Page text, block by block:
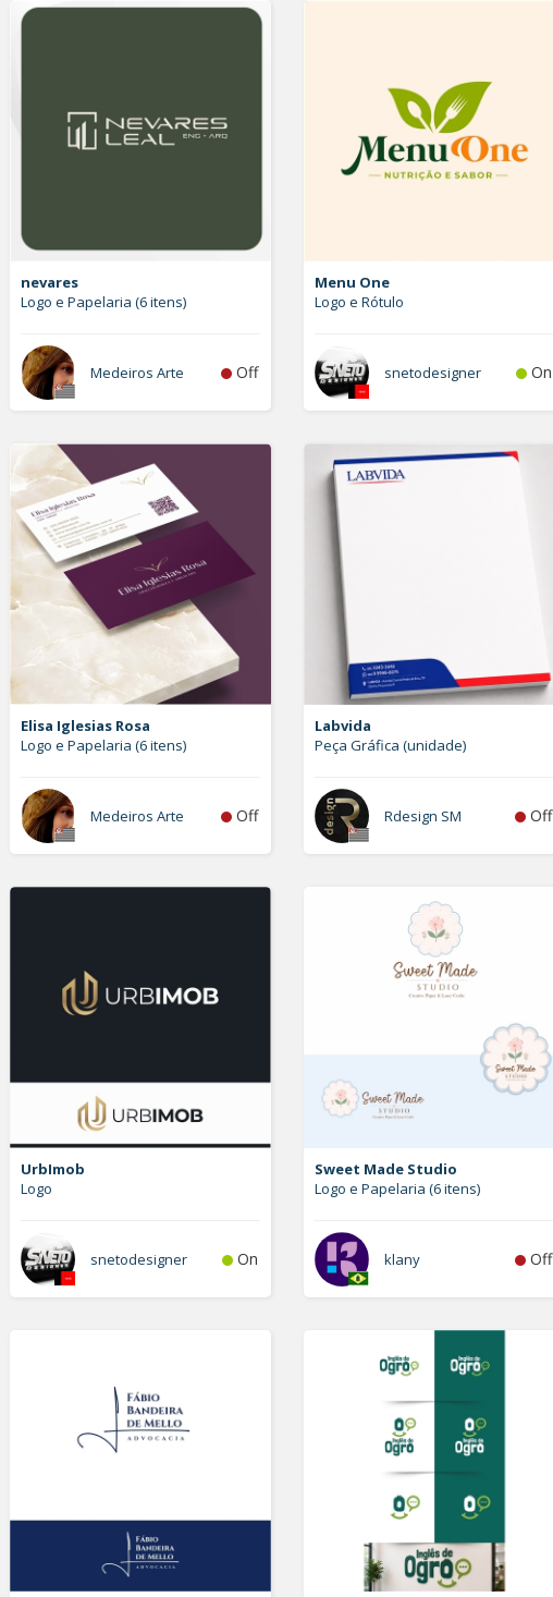
nevares
Logo e Papelaria (6 itens)
Medeiros Arte Off
Menu One
Logo e Rótulo
snetodesigner On
Elisa Iglesias Rosa
Logo e Papelaria (6 itens)
Medeiros Arte Off
Labvida
Peça Gráfica (unidade)
Rdesign SM Off
UrbImob
Logo
snetodesigner On
Sweet Made Studio
Logo e Papelaria (6 itens)
klany Off